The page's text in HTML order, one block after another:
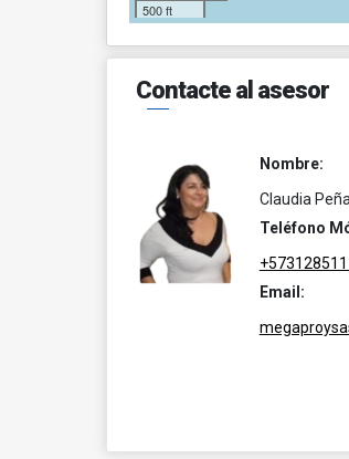
500 ft
Contacte al asesor
Nombre:
Claudia Peña
Teléfono
Email: